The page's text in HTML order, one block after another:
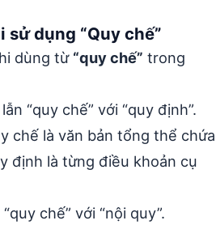
dụng “Quy chế”
dùng từ “quy chế” trong
“quy chế” với “quy định”.
chế là văn bản tổng thể chứa
định là từng điều khoản cụ
chế” với “nội quy”.